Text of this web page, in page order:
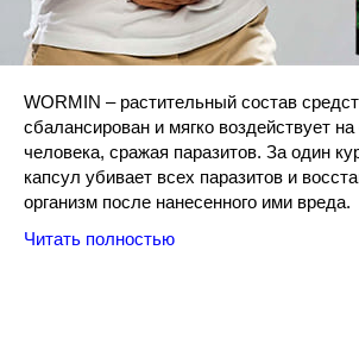
WORMIN – растительный состав
сбалансирован и мягко воздействует на
человека, сражая паразитов. За один
капсул убивает всех паразитов и
организм после нанесенного ими вреда.
Читать полностью